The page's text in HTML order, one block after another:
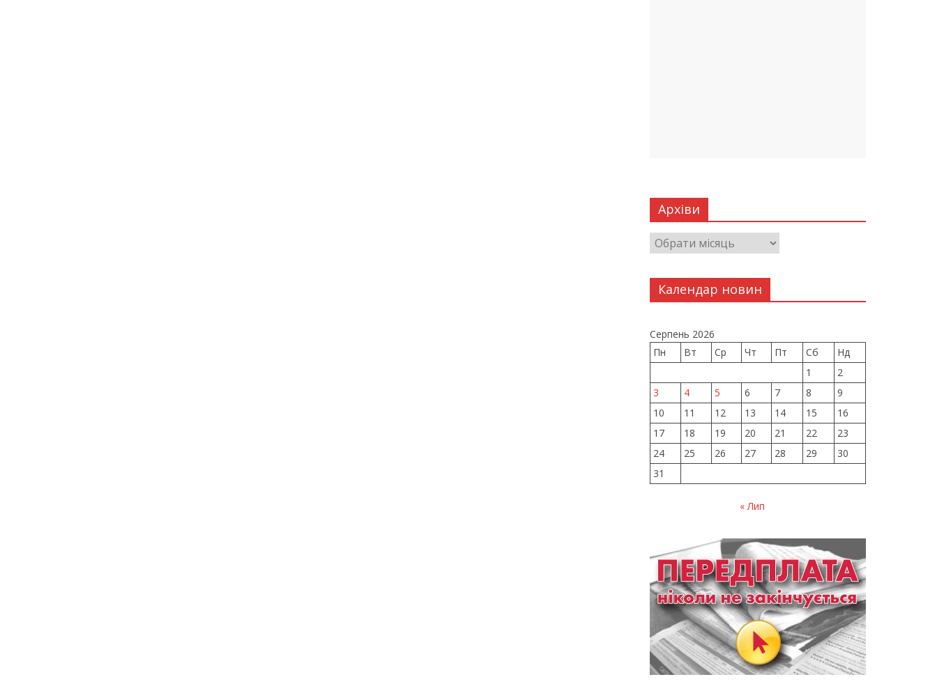
Архіви
Календар новин
Серпень 2026
Пн
Вт Ср Чт Пт Сб
Нд
1
2
3
4 5 6 7 8
9
10
11 12 13 14 15
16
17
18 19 20 21 22
23
24
25 26 27 28 29
30
31
« Лип